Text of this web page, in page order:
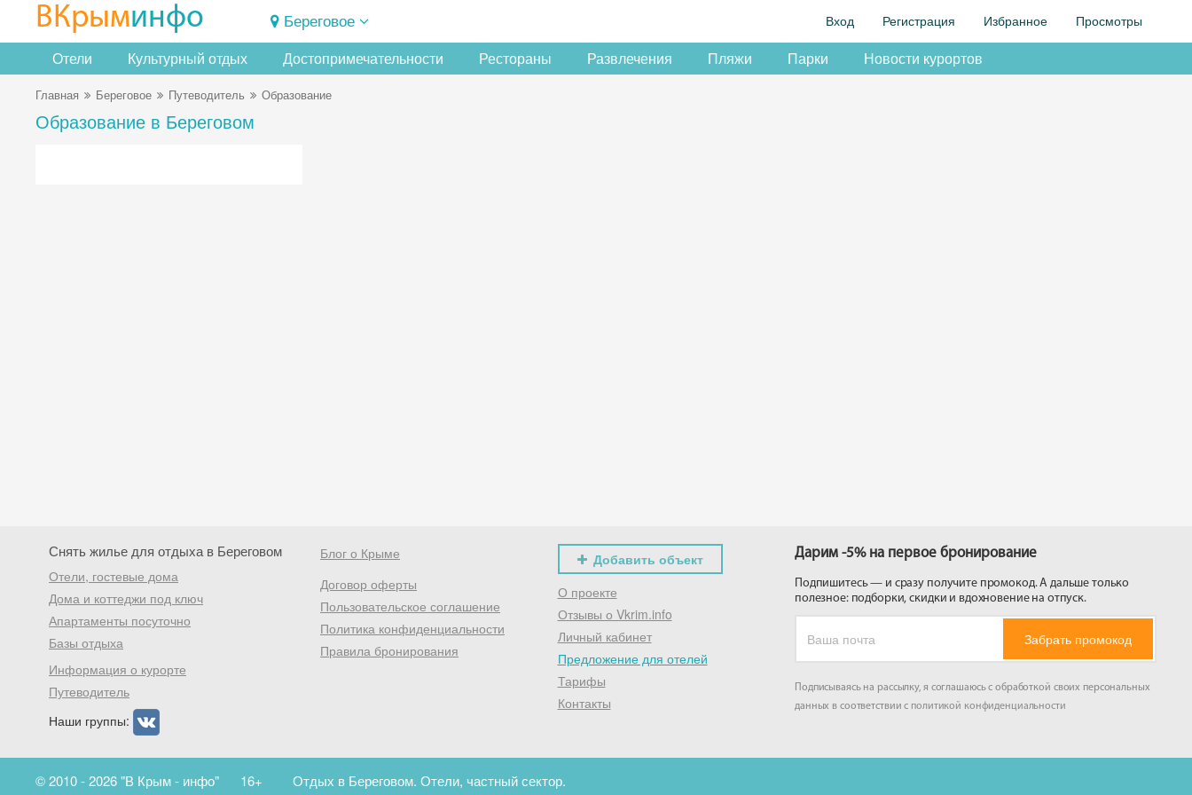
ВКрыминфо Береговое Вход Регистрация Избранное Просмотры
Отели Культурный отдых Достопримечательности Рестораны Развлечения Пляжи Парки Новости курортов
Главная Береговое Путеводитель Образование
Образование в Береговом
Снять жилье для отдыха в Береговом
Отели, гостевые дома
Дома и коттеджи под ключ
Апартаменты посуточно
Базы отдыха
Информация о курорте
Путеводитель
Наши группы:
Блог о Крыме
Договор оферты
Пользовательское соглашение
Политика конфиденциальности
Правила бронирования
Добавить объект
О проекте
Отзывы о Vkrim.info
Личный кабинет
Предложение для отелей
Тарифы
Контакты
Дарим -5% на первое бронирование
Подпишитесь — и сразу получите промокод. А дальше только
полезное: подборки, скидки и вдохновение на отпуск.
Забрать промокод
Подписываясь на рассылку, я соглашаюсь с обработкой своих персональных
данных в соответствии с политикой конфиденциальности
© 2010 - 2026 "В Крым - инфо" 16+ Отдых в Береговом. Отели, частный сектор.